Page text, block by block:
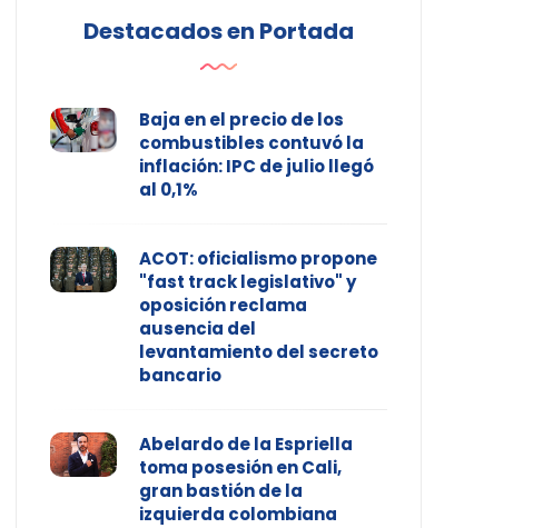
Destacados en Portada
Baja en el precio de los
combustibles contuvó la
inflación: IPC de julio llegó
al 0,1%
ACOT: oficialismo propone
"fast track legislativo" y
oposición reclama
ausencia del
levantamiento del secreto
bancario
Abelardo de la Espriella
toma posesión en Cali,
gran bastión de la
izquierda colombiana